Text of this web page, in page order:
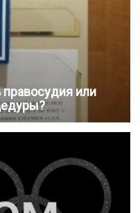
правосудия или